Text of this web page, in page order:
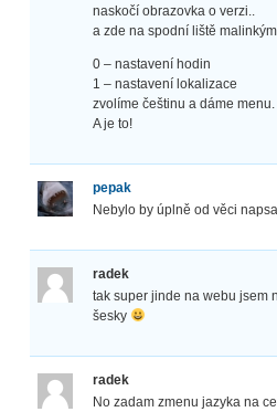
naskočí obrazovka o verzi..
a zde na spodní liště
0 – nastavení hodin
1 – nastavení lokalizace
zvolíme češtinu a dáme menu.
A je to!
pepak
Nebylo by úplně od věci
radek
tak super jinde na webu jsem
šesky
radek
No zadam zmenu jazyka na